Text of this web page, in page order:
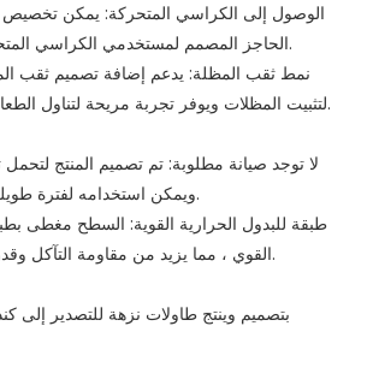
الوصول إلى الكراسي المتحركة: يمكن تخصيص
الحاجز المصمم لمستخدمي الكراسي المتحركة حسب الحاجة.
نمط ثقب المظلة: يدعم إضافة تصميم ثقب
لتثبيت المظلات ويوفر تجربة مريحة لتناول الطعام في الهواء الطلق.
لا توجد صيانة مطلوبة: تم تصميم المنتج لتحمل
ويمكن استخدامه لفترة طويلة دون صيانة خاصة.
طبقة للبدول الحرارية القوية: السطح مغطى
القوي ، مما يزيد من مقاومة التآكل وقدرة مكافحة الصياغة.